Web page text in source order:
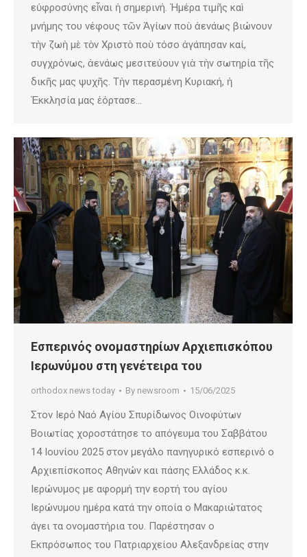
εὐφροσύνης εἶναι ἡ σημερινή. Ἡμέρα τιμῆς καὶ
μνήμης του νέφους τῶν Ἁγίων ποὺ ἀενάως βιώνουν
τὴν ζωὴ μὲ τὸν Χριστὸ ποὺ τόσο ἀγάπησαν καί,
συγχρόνως, ἀενάως μεσιτεύουν γιὰ τὴν σωτηρία τῆς
δικῆς μας ψυχῆς. Τὴν περασμένη Κυριακή, ἡ
Ἐκκλησία μας ἑόρτασε…
Εσπερινός ονομαστηρίων Αρχιεπισκόπου
Ιερωνύμου στη γενέτειρα του
orthodox news today By newsroom 15/06/2025
Στον Ιερό Ναό Αγίου Σπυρίδωνος Οινοφύτων
Βοιωτίας χοροστάτησε το απόγευμα του Σαββάτου
14 Ιουνίου 2025 στον μεγάλο πανηγυρικό εσπερινό ο
Αρχιεπίσκοπος Αθηνών και πάσης Ελλάδος κ.κ.
Ιερώνυμος με αφορμή την εορτή του αγίου
Ιερώνυμου ημέρα κατά την οποία ο Μακαριώτατος
άγει τα ονομαστήρια του. Παρέστησαν ο
Εκπρόσωπος του Πατριαρχείου Αλεξανδρείας στην